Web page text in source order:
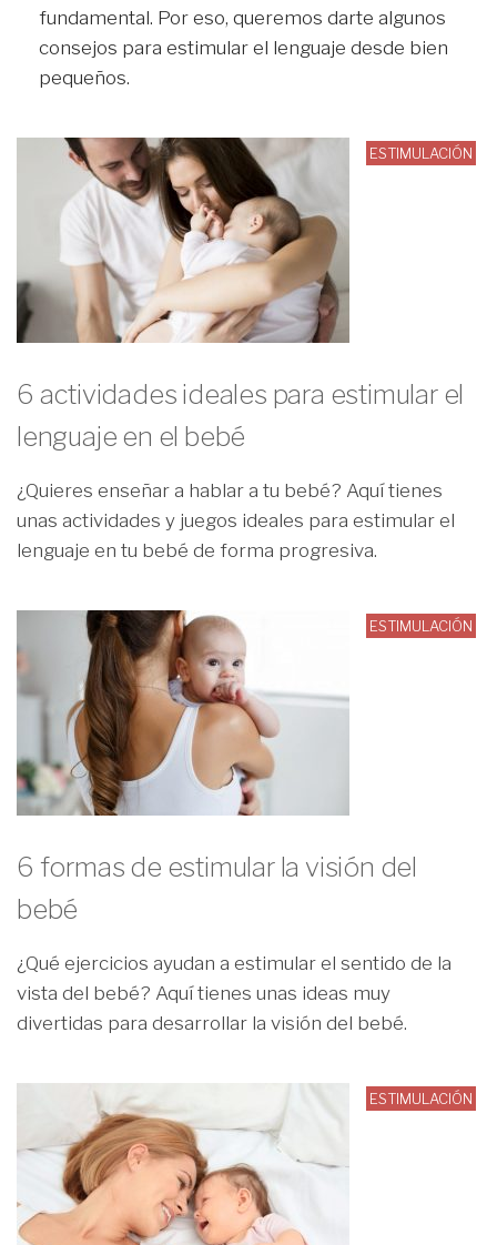
fundamental. Por eso, queremos darte algunos
consejos para estimular el lenguaje desde bien
pequeños.
ESTIMULACIÓN
6 actividades ideales para estimular el
lenguaje en el bebé
¿Quieres enseñar a hablar a tu bebé? Aquí tienes
unas actividades y juegos ideales para estimular el
lenguaje en tu bebé de forma progresiva.
ESTIMULACIÓN
6 formas de estimular la visión del
bebé
¿Qué ejercicios ayudan a estimular el sentido de la
vista del bebé? Aquí tienes unas ideas muy
divertidas para desarrollar la visión del bebé.
ESTIMULACIÓN